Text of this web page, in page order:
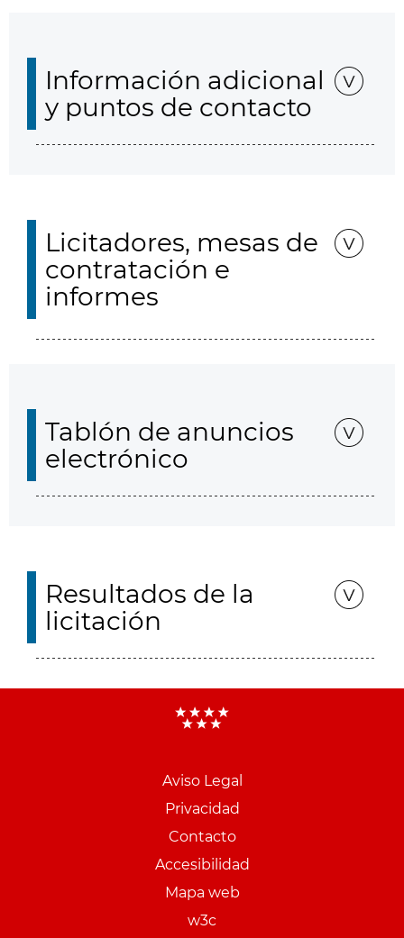
Información adicional
y puntos de contacto
Licitadores, mesas de
contratación e
informes
Tablón de anuncios
electrónico
Resultados de la
licitación
Aviso Legal
Privacidad
Contacto
Accesibilidad
Mapa web
w3c